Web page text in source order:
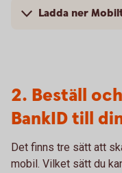
Ladda ner
2. Beställ
BankID till
Det finns tre sätt att
mobil. Vilket sätt du